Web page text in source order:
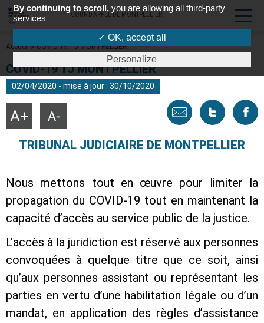
COUR D'APPEL DE MONTPELLIER
Fil
Accueil COVID-19 TJ MONTPELLIER
COVID-19 TJ MONTPELLIER
02/04/2020 - mise à jour : 30/10/2020
Envoyer Tweeter
Agrandir
du
texte
Réduire
du
texte
TRIBUNAL JUDICIAIRE DE MONTPELLIER
Nous mettons tout en œuvre pour limiter la
propagation du COVID-19 tout en maintenant la
capacité d’accès au service public de la justice.
L’accès à la juridiction est réservé aux personnes
convoquées à quelque titre que ce soit, ainsi
qu’aux personnes assistant ou représentant les
parties en vertu d’une habilitation légale ou d’un
mandat, en application des règles d’assistance
By continuing to scroll, you are allowing all third-party
services
✓ OK, accept all
Personalize